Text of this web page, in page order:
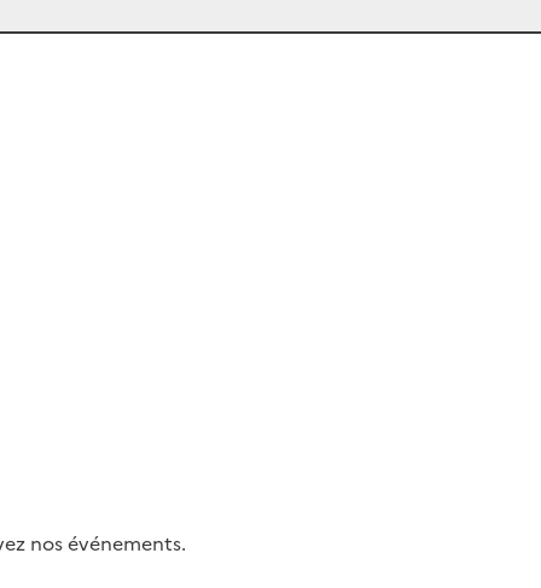
nos événements.